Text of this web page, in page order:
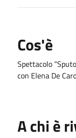
Cos'è
Spettacolo
con Elena De
A chi è